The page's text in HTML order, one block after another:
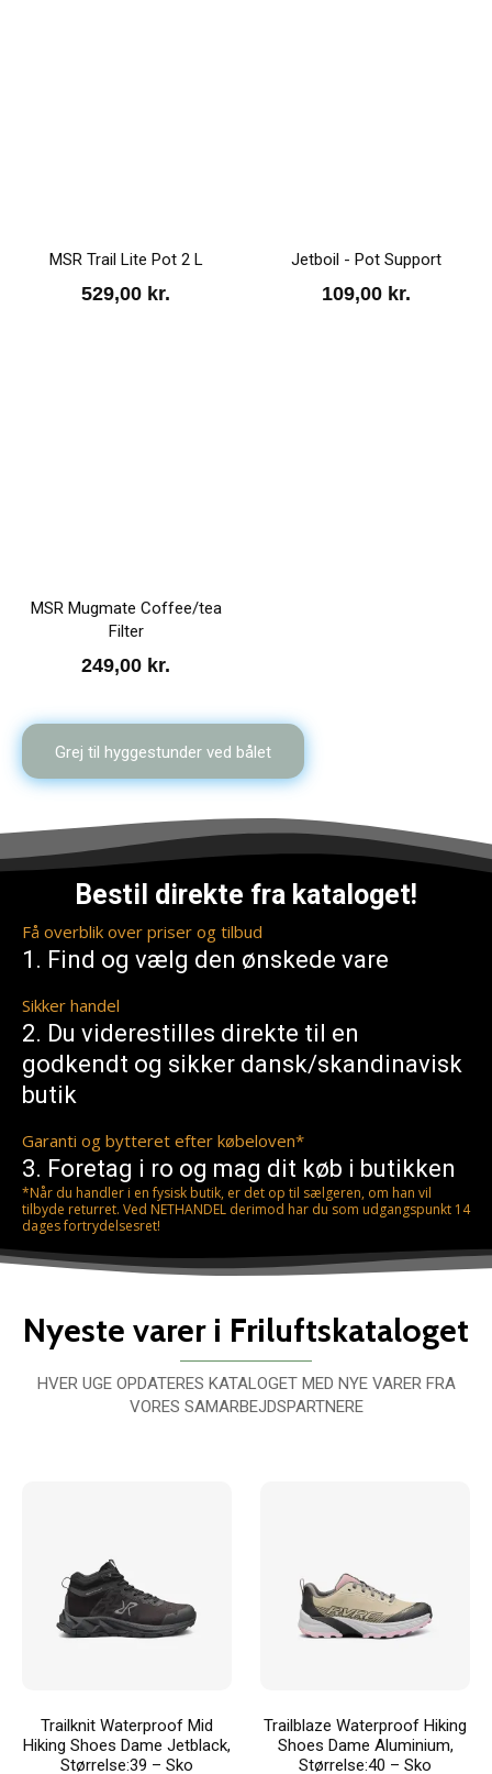
MSR Trail Lite Pot 2 L
529,00 kr.
Jetboil - Pot Support
109,00 kr.
MSR Mugmate Coffee/tea
Filter
249,00 kr.
Grej til hyggestunder ved bålet
Bestil direkte fra kataloget!
Få overblik over priser og tilbud
1. Find og vælg den ønskede vare
Sikker handel
2. Du viderestilles direkte til en
godkendt og sikker dansk/skandinavisk
butik
Garanti og bytteret efter købeloven*
3. Foretag i ro og mag dit køb i butikken
*Når du handler i en fysisk butik, er det op til sælgeren, om han vil
tilbyde returret. Ved NETHANDEL derimod har du som udgangspunkt 14
dages fortrydelsesret!
Nyeste varer i Friluftskataloget
HVER UGE OPDATERES KATALOGET MED NYE VARER FRA
VORES SAMARBEJDSPARTNERE
Trailknit Waterproof Mid
Hiking Shoes Dame Jetblack,
Størrelse:39 – Sko
Trailblaze Waterproof Hiking
Shoes Dame Aluminium,
Størrelse:40 – Sko